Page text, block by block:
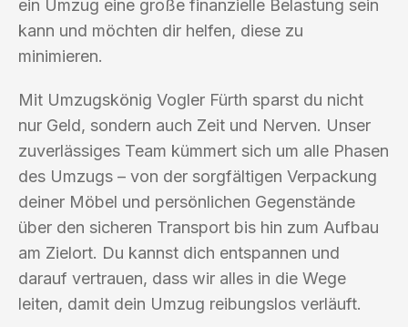
ein Umzug eine große finanzielle Belastung sein
kann und möchten dir helfen, diese zu
minimieren.
Mit Umzugskönig Vogler Fürth sparst du nicht
nur Geld, sondern auch Zeit und Nerven. Unser
zuverlässiges Team kümmert sich um alle Phasen
des Umzugs – von der sorgfältigen Verpackung
deiner Möbel und persönlichen Gegenstände
über den sicheren Transport bis hin zum Aufbau
am Zielort. Du kannst dich entspannen und
darauf vertrauen, dass wir alles in die Wege
leiten, damit dein Umzug reibungslos verläuft.